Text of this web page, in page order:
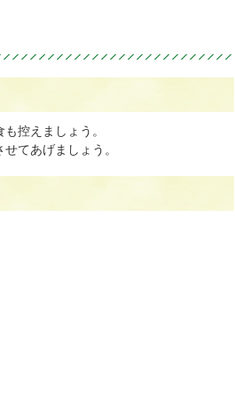
控えましょう。
てあげましょう。